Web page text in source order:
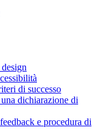
di successo
dichiarazione di
e procedura di